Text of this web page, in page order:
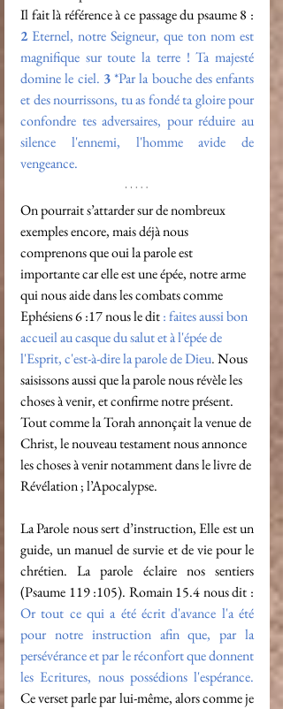
2 Eternel, notre Seigneur, que ton nom est
magnifique sur toute la terre ! Ta majesté
domine le ciel. 3 *Par la bouche des enfants
et des nourrissons, tu as fondé ta gloire pour
confondre tes adversaires, pour réduire au
silence l'ennemi, l'homme avide de
vengeance.
On pourrait s’attarder sur de nombreux
exemples encore, mais déjà nous
comprenons que oui la parole est
importante car elle est une épée, notre arme
qui nous aide dans les combats comme
Ephésiens 6 :17 nous le dit : faites aussi bon
accueil au casque du salut et à l'épée de
l'Esprit, c'est-à-dire la parole de Dieu. Nous
saisissons aussi que la parole nous révèle les
choses à venir, et confirme notre présent.
Tout comme la Torah annonçait la venue de
Christ, le nouveau testament nous annonce
les choses à venir notamment dans le livre de
Révélation ; l’Apocalypse.
La Parole nous sert d’instruction, Elle est un
guide, un manuel de survie et de vie pour le
chrétien. La parole éclaire nos sentiers
Or tout ce qui a été écrit d'avance l'a été
pour notre instruction afin que, par la
persévérance et par le réconfort que donnent
Ce verset parle par lui-même, alors comme je